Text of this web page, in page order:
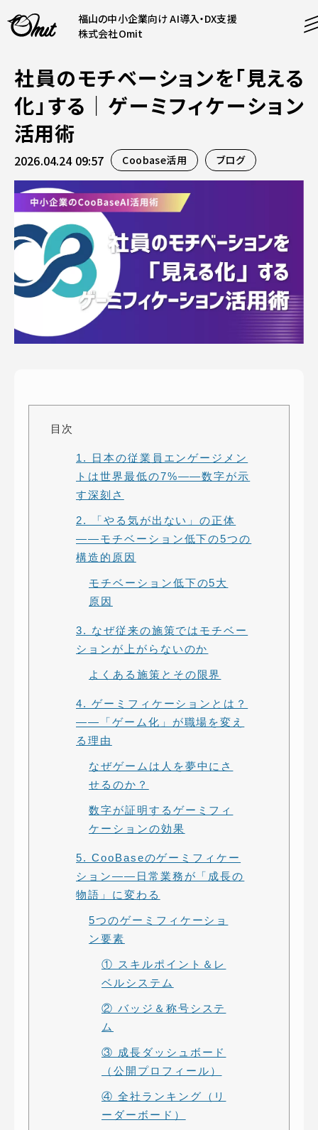
福山の中小企業向け AI導入・DX支援
株式会社Omit
SERVICE
事業内容
AI導入支援
システム開発
ホームページ制作
CONTENT
コンテンツ
課題解決
制作実績
料金表
COMPANY
企業案内
会社概要
採用情報
よくある質問
PRODUCTS
運営サービス
ピッパサック
月〜金曜10:00 〜 19:00 ( 土日祝定休 )
社員のモチベーションを「見える
化」する｜ゲーミフィケーション
活用術
2026.04.24 09:57 Coobase活用 ブログ
目次
1. 日本の従業員エンゲージメン
トは世界最低の7%——数字が示
す深刻さ
2. 「やる気が出ない」の正体
——モチベーション低下の5つの
構造的原因
モチベーション低下の5大
原因
3. なぜ従来の施策ではモチベー
ションが上がらないのか
よくある施策とその限界
4. ゲーミフィケーションとは？
——「ゲーム化」が職場を変え
る理由
なぜゲームは人を夢中にさ
せるのか？
数字が証明するゲーミフィ
ケーションの効果
5. CooBaseのゲーミフィケー
ション——日常業務が「成長の
物語」に変わる
5つのゲーミフィケーショ
ン要素
① スキルポイント＆レ
ベルシステム
② バッジ＆称号システ
ム
③ 成長ダッシュボード
（公開プロフィール）
④ 全社ランキング（リ
ーダーボード）